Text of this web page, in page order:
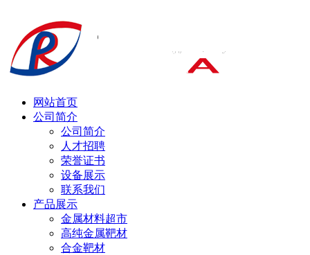
网站首页
公司简介
公司简介
人才招聘
荣誉证书
设备展示
联系我们
产品展示
金属材料超市
高纯金属靶材
合金靶材